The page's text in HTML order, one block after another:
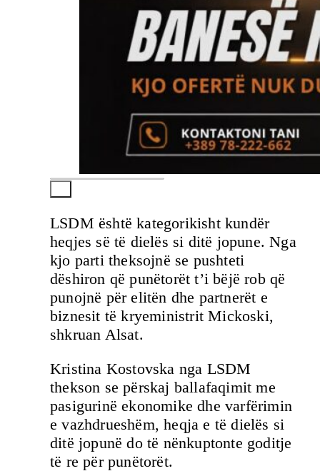
LSDM është kategorikisht kundër
heqjes së të dielës si ditë jopune. Nga
kjo parti theksojnë se pushteti
dëshiron që punëtorët t’i bëjë rob që
punojnë për elitën dhe partnerët e
biznesit të kryeministrit Mickoski,
shkruan Alsat.
Kristina Kostovska nga LSDM
thekson se përskaj ballafaqimit me
pasigurinë ekonomike dhe varfërimin
e vazhdrueshëm, heqja e të dielës si
ditë jopunë do të nënkuptonte goditje
të re për punëtorët.